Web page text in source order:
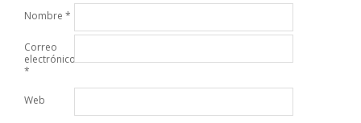
Nombre *
Correo
electrónico
*
Web